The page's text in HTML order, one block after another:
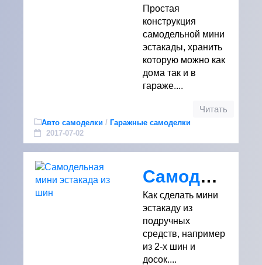
Простая
конструкция
самодельной мини
эстакады, хранить
которую можно как
дома так и в
гараже....
Читать
Авто самоделки / Гаражные самоделки
2017-07-02
Самодельная мини эстакада из шин
Как сделать мини
эстакаду из
подручных
средств, например
из 2-х шин и
досок....